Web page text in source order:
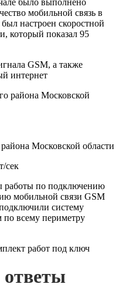
мобильной связь в
настроен скоростной
который показал 95
GSM, а также
интернет
Московской области
сек
по подключению
мобильной связи GSM
систему
по всему периметру
работ под ключ